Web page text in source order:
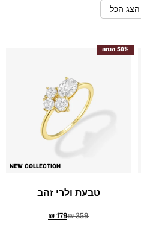
הצג הכל
50% הנחה
NEW COLLECTION
טבעת ולרי זהב
₪359
₪179